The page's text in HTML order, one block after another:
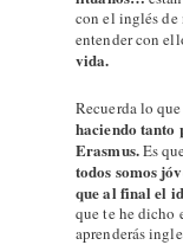
con el inglés de
entender con
vida.
Recuerda lo
haciendo
Erasmus.Es
todos somos
que al final el
que te he dicho
aprenderás